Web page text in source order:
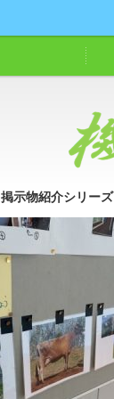
掲示物紹介シリーズ